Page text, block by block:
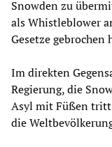
Snowden zu
als Whistleblower
Gesetze gebrochen
Im direkten
Regierung, die
Asyl mit Füßen
die